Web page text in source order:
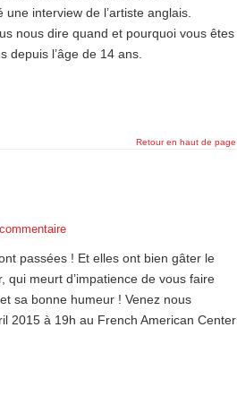
interview de l’artiste anglais.
nous dire quand et pourquoi vous êtes
depuis l’âge de 14 ans.
Retour en haut de page
passées ! Et elles ont bien gâter le
qui meurt d’impatience de vous faire
sa bonne humeur ! Venez nous
2015 à 19h au French American Center